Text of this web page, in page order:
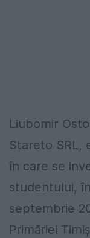
Liubomir
Stareto SRL,
în care se
studentului,
septembrie
Primăriei